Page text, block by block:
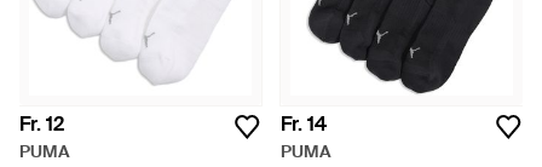
Fr. 12
PUMA
Fr. 14
PUMA